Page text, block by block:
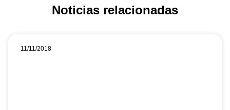
Noticias relacionadas
11/11/2018